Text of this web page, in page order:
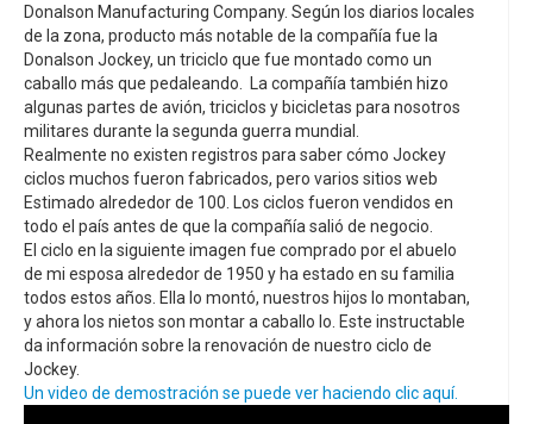
Donalson Manufacturing Company. Según los diarios locales
de la zona, producto más notable de la compañía fue la
Donalson Jockey, un triciclo que fue montado como un
caballo más que pedaleando. La compañía también hizo
algunas partes de avión, triciclos y bicicletas para nosotros
militares durante la segunda guerra mundial.
Realmente no existen registros para saber cómo Jockey
ciclos muchos fueron fabricados, pero varios sitios web
Estimado alrededor de 100. Los ciclos fueron vendidos en
todo el país antes de que la compañía salió de negocio.
El ciclo en la siguiente imagen fue comprado por el abuelo
de mi esposa alrededor de 1950 y ha estado en su familia
todos estos años. Ella lo montó, nuestros hijos lo montaban,
y ahora los nietos son montar a caballo lo. Este instructable
da información sobre la renovación de nuestro ciclo de
Jockey.
Un video de demostración se puede ver haciendo clic aquí.